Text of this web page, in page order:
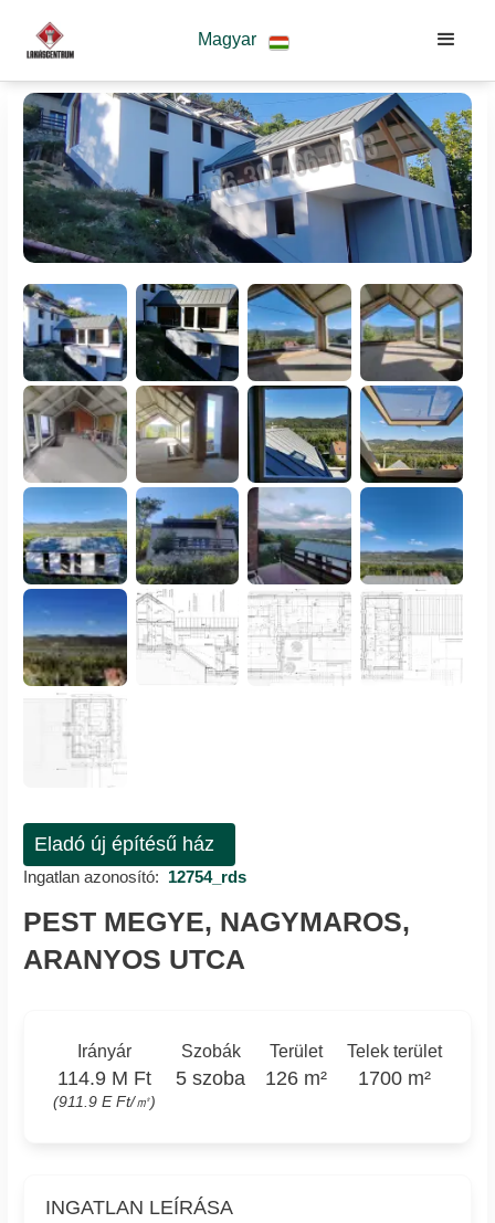
Magyar
Eladó új építésű ház
Ingatlan azonosító: 12754_rds
PEST MEGYE, NAGYMAROS,
ARANYOS UTCA
Irányár
114.9 M Ft
(911.9 E Ft/㎡)
Szobák
5 szoba
Terület
126 m²
Telek terület
1700 m²
INGATLAN LEÍRÁSA